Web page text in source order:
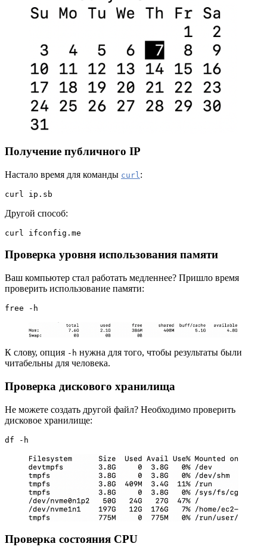
Получение публичного IP
Настало время для команды curl :
curl ip.sb
Другой способ:
curl ifconfig.me
Проверка уровня использования памяти
Ваш компьютер стал работать медленнее? Пришло время
проверить использование памяти:
free -h
К слову, опция -h нужна для того, чтобы результаты были
читабельны для человека.
Проверка дискового хранилища
Не можете создать другой файл? Необходимо проверить
дисковое хранилище:
df -h
Проверка состояния CPU